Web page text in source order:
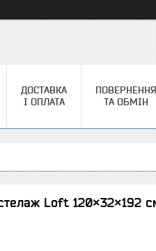
ДОСТАВКА
І ОПЛАТА
ПОВЕРНЕННЯ
ТА ОБМІН
Loft 120×32×192